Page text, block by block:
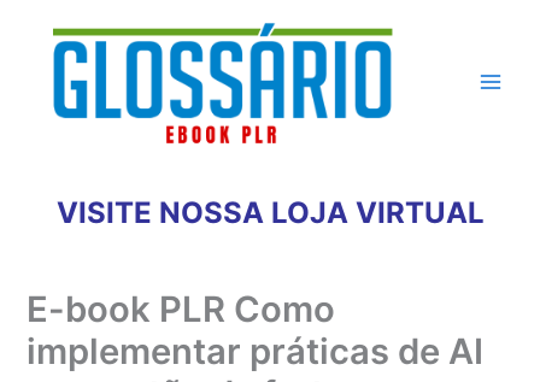
conteúdo
VISITE NOSSA LOJA VIRTUAL
E-book PLR Como
implementar práticas de AI